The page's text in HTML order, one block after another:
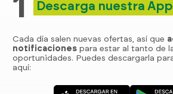
1 Descarga nuestra App
Cada día salen nuevas ofertas, así que
notificaciones para estar al tanto de
oportunidades. Puedes descargarla
aquí: